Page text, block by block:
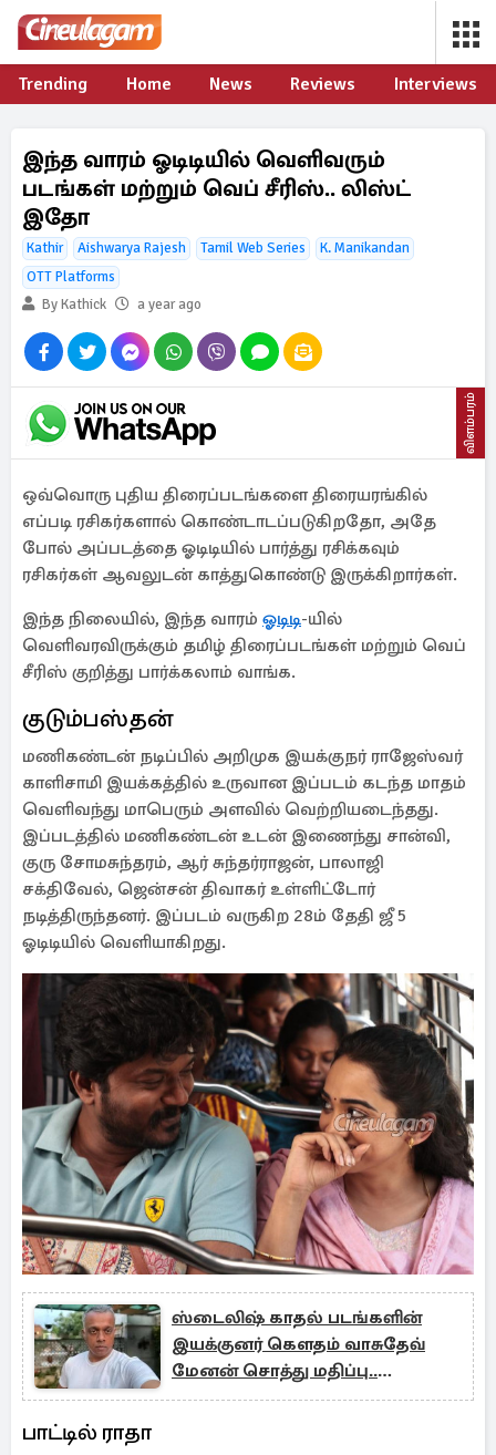
Trending Home News Reviews Interviews
இந்த வாரம் ஓடிடியில் வெளிவரும்
படங்கள் மற்றும் வெப் சீரிஸ்.. லிஸ்ட்
இதோ
Kathir Aishwarya Rajesh Tamil Web Series
K. Manikandan
OTT Platforms
By Kathick
a year ago
விளம்பரம்
ஒவ்வொரு புதிய திரைப்படங்களை திரையரங்கில்
எப்படி ரசிகர்களால் கொண்டாடப்படுகிறதோ, அதே
போல் அப்படத்தை ஓடிடியில் பார்த்து ரசிக்கவும்
ரசிகர்கள் ஆவலுடன் காத்துகொண்டு இருக்கிறார்கள்.
இந்த நிலையில், இந்த வாரம் ஓடிடி-யில்
வெளிவரவிருக்கும் தமிழ் திரைப்படங்கள் மற்றும் வெப்
சீரிஸ் குறித்து பார்க்கலாம் வாங்க.
குடும்பஸ்தன்
மணிகண்டன் நடிப்பில் அறிமுக இயக்குநர் ராஜேஸ்வர்
காளிசாமி இயக்கத்தில் உருவான இப்படம் கடந்த மாதம்
வெளிவந்து மாபெரும் அளவில் வெற்றியடைந்தது.
இப்படத்தில் மணிகண்டன் உடன் இணைந்து சான்வி,
குரு சோமசுந்தரம், ஆர் சுந்தர்ராஜன், பாலாஜி
சக்திவேல், ஜென்சன் திவாகர் உள்ளிட்டோர்
நடித்திருந்தனர். இப்படம் வருகிற 28ம் தேதி ஜீ 5
ஓடிடியில் வெளியாகிறது.
ஸ்டைலிஷ் காதல் படங்களின்
இயக்குனர் கௌதம் வாசுதேவ்
மேனன் சொத்து மதிப்பு..
பிறந்தநாள் ஸ்பெஷல்
பாட்டில் ராதா